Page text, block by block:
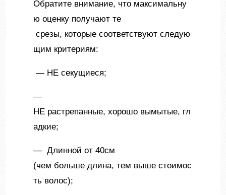
Обратите внимание, что максимальну
ю оценку получают те
срезы, которые соответствуют следую
щим критериям:
— НЕ секущиеся;
—
НЕ растрепанные, хорошо вымытые, гл
адкие;
— Длинной от 40см
(чем больше длина, тем выше стоимос
ть волос);